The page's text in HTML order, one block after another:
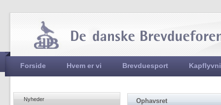
Hovedmenu
Forside Hvem er vi Brevduesport
Ophavsret
Nyheder